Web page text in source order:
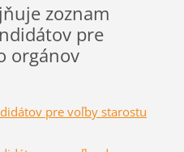
zoznam
pre
orgánov
pre voľby starostu